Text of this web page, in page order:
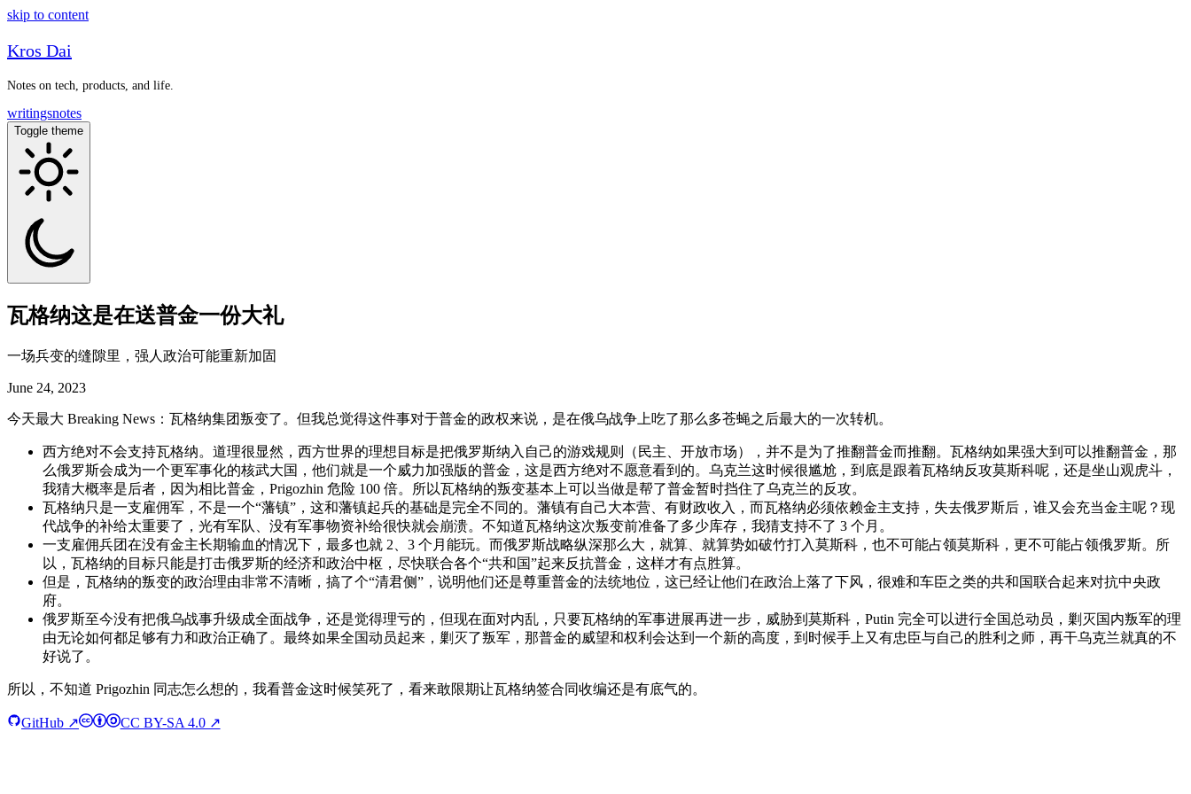
skip to content
Kros Dai
Notes on tech, products, and life.
writingsnotes
Toggle theme
瓦格纳这是在送普金一份大礼
一场兵变的缝隙里，强人政治可能重新加固
June 24, 2023
今天最大 Breaking News：瓦格纳集团叛变了。但我总觉得这件事对于普金的政权来说，是在俄乌战争上吃了那么多苍蝇之后最大的一次转机。
西方绝对不会支持瓦格纳。道理很显然，西方世界的理想目标是把俄罗斯纳入自己的游戏规则（民主、开放市场），并不是为了推翻普金而推翻。瓦格纳如果强大到可以推翻普金，那
么俄罗斯会成为一个更军事化的核武大国，他们就是一个威力加强版的普金，这是西方绝对不愿意看到的。乌克兰这时候很尴尬，到底是跟着瓦格纳反攻莫斯科呢，还是坐山观虎斗，
我猜大概率是后者，因为相比普金，Prigozhin 危险 100 倍。所以瓦格纳的叛变基本上可以当做是帮了普金暂时挡住了乌克兰的反攻。
瓦格纳只是一支雇佣军，不是一个“藩镇”，这和藩镇起兵的基础是完全不同的。藩镇有自己大本营、有财政收入，而瓦格纳必须依赖金主支持，失去俄罗斯后，谁又会充当金主呢？现
代战争的补给太重要了，光有军队、没有军事物资补给很快就会崩溃。不知道瓦格纳这次叛变前准备了多少库存，我猜支持不了 3 个月。
一支雇佣兵团在没有金主长期输血的情况下，最多也就 2、3 个月能玩。而俄罗斯战略纵深那么大，就算、就算势如破竹打入莫斯科，也不可能占领莫斯科，更不可能占领俄罗斯。所
以，瓦格纳的目标只能是打击俄罗斯的经济和政治中枢，尽快联合各个“共和国”起来反抗普金，这样才有点胜算。
但是，瓦格纳的叛变的政治理由非常不清晰，搞了个“清君侧”，说明他们还是尊重普金的法统地位，这已经让他们在政治上落了下风，很难和车臣之类的共和国联合起来对抗中央政
府。
俄罗斯至今没有把俄乌战事升级成全面战争，还是觉得理亏的，但现在面对内乱，只要瓦格纳的军事进展再进一步，威胁到莫斯科，Putin 完全可以进行全国总动员，剿灭国内叛军的理
由无论如何都足够有力和政治正确了。最终如果全国动员起来，剿灭了叛军，那普金的威望和权利会达到一个新的高度，到时候手上又有忠臣与自己的胜利之师，再干乌克兰就真的不
好说了。
所以，不知道 Prigozhin 同志怎么想的，我看普金这时候笑死了，看来敢限期让瓦格纳签合同收编还是有底气的。
GitHub ↗ CC BY-SA 4.0 ↗